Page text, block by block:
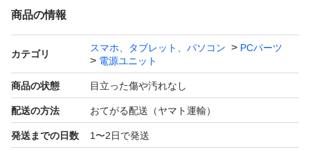
パソコンの主要構成部品を多数出品していますので 是
商品の情報
カテゴリ
スマホ、タブレット、パソコン
PCパーツ
電源ユニット
商品の状態 目立った傷や汚れなし
配送の方法 おてがる配送（ヤマト運輸）
発送までの日数 1〜2日で発送